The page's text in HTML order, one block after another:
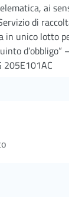
ai
di
in unico lotto
d’obbligo”
205E101AC